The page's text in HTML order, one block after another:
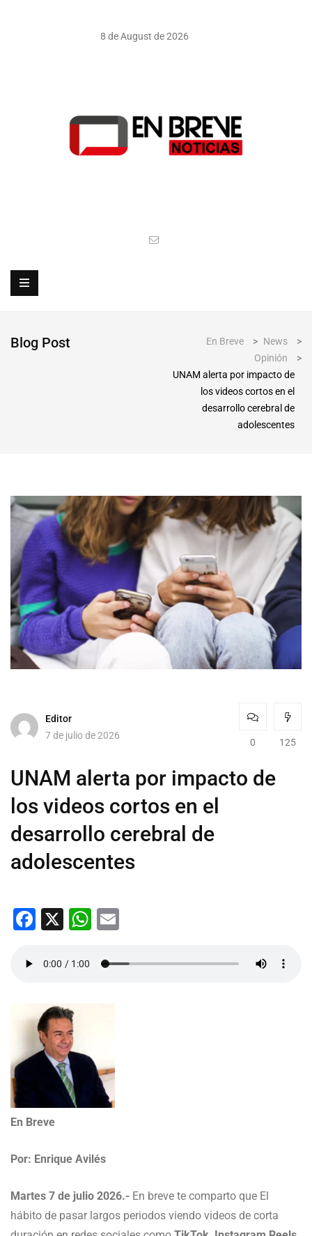
8 de August de 2026
Blog Post En Breve > News
>
Opinión
>
UNAM alerta por impacto de
los videos cortos en el
desarrollo cerebral de
adolescentes
Editor
7 de julio de 2026
0 125
UNAM alerta por impacto de
los videos cortos en el
desarrollo cerebral de
adolescentes
Facebook
X WhatsApp
En Breve
Por: Enrique Avilés
Martes 7 de julio 2026.- En breve te comparto que El
hábito de pasar largos periodos viendo videos de corta